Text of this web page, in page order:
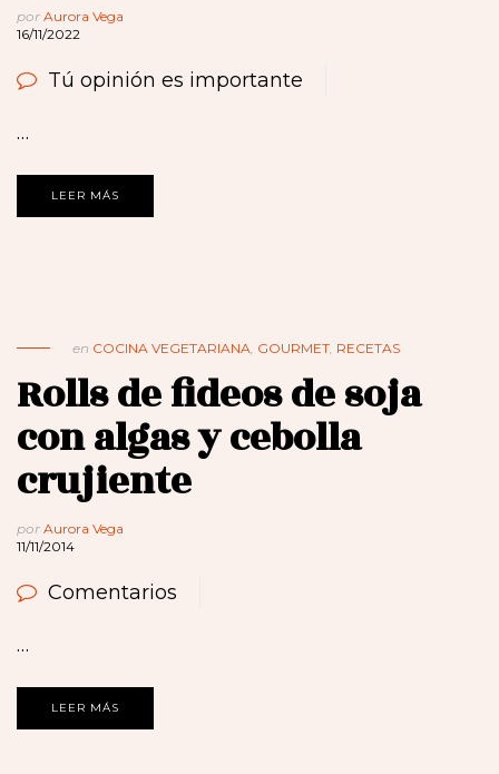
por Aurora Vega
16/11/2022
Tú opinión es importante
…
LEER MÁS
en COCINA VEGETARIANA, GOURMET, RECETAS
Rolls de fideos de soja
con algas y cebolla
crujiente
por Aurora Vega
11/11/2014
Comentarios
…
LEER MÁS